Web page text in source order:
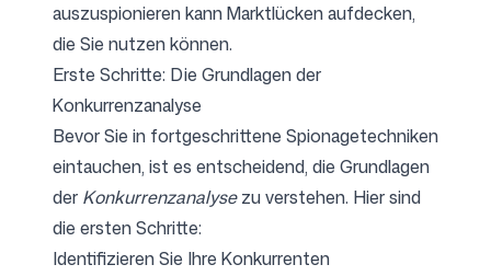
Kontakt
Anmelden Registrieren
Folgen Sie uns
auszuspionieren kann Marktlücken aufdecken,
die Sie nutzen können.
Erste Schritte: Die Grundlagen der
Konkurrenzanalyse
Bevor Sie in fortgeschrittene Spionagetechniken
eintauchen, ist es entscheidend, die Grundlagen
der Konkurrenzanalysezu verstehen. Hier sind
die ersten Schritte:
Identifizieren Sie Ihre Konkurrenten